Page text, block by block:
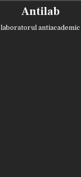
Antilab
laboratorul antiacademic